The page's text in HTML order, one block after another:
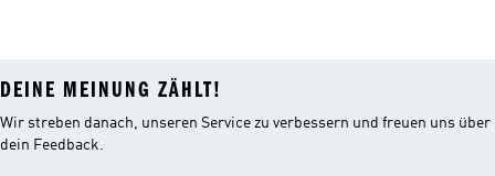
DEINE MEINUNG ZÄHLT!
Wir streben danach, unseren Service zu verbessern und freuen uns über
dein Feedback.